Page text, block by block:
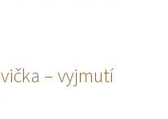
– vyjmutí